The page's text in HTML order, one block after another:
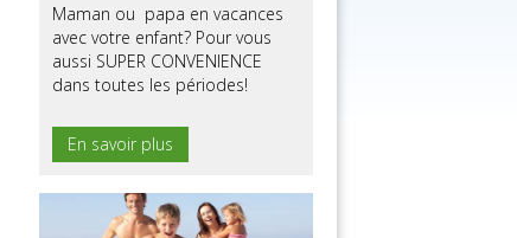
Maman ou papa en vacances
avec votre enfant? Pour vous
aussi SUPER CONVENIENCE
dans toutes les périodes!
En savoir plus